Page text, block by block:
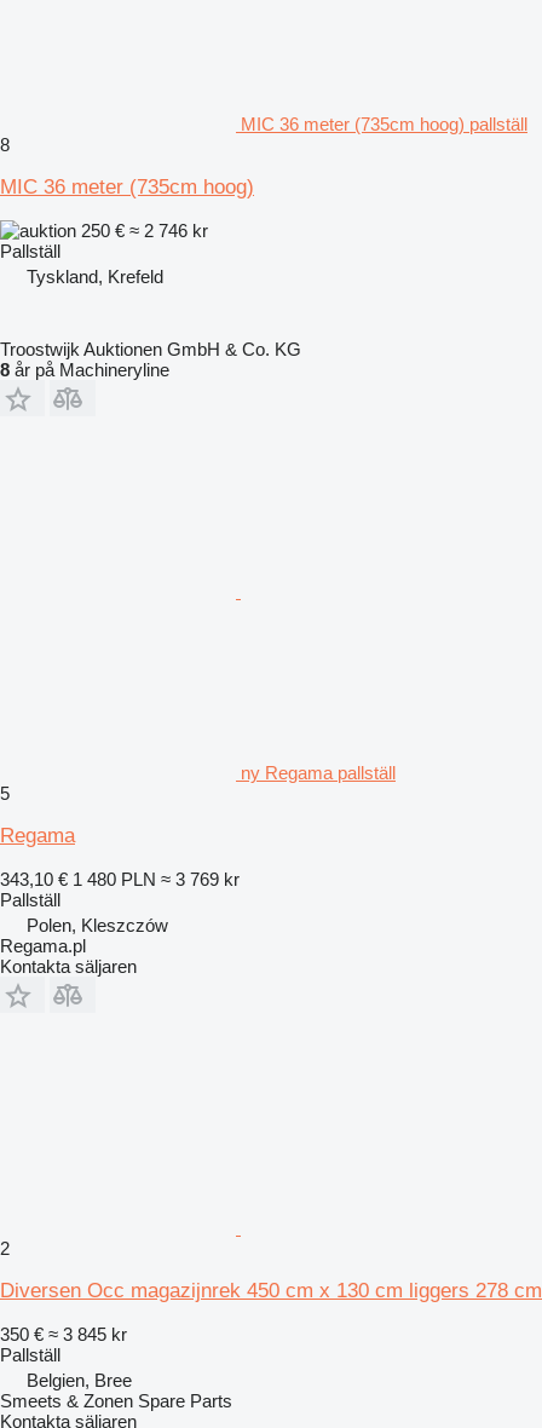
MIC 36 meter (735cm hoog) pallställ
8
MIC 36 meter (735cm hoog)
250 € ≈ 2 746 kr
Pallställ
Tyskland, Krefeld
Troostwijk Auktionen GmbH & Co. KG
8 år på Machineryline
ny Regama pallställ
5
Regama
343,10 € 1 480 PLN ≈ 3 769 kr
Pallställ
Polen, Kleszczów
Regama.pl
Kontakta säljaren
2
Diversen Occ magazijnrek 450 cm x 130 cm liggers 278 cm
350 € ≈ 3 845 kr
Pallställ
Belgien, Bree
Smeets & Zonen Spare Parts
Kontakta säljaren